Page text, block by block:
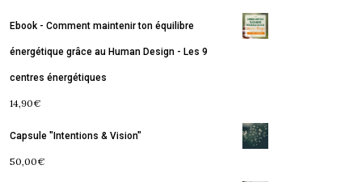
Ebook - Comment maintenir ton équilibre
énergétique grâce au Human Design - Les 9
centres énergétiques
14,90€
Capsule "Intentions & Vision"
50,00€